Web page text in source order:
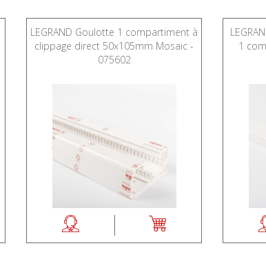
LEGRAND Goulotte 1 compartiment à
clippage direct 50x105mm Mosaic -
075602
1